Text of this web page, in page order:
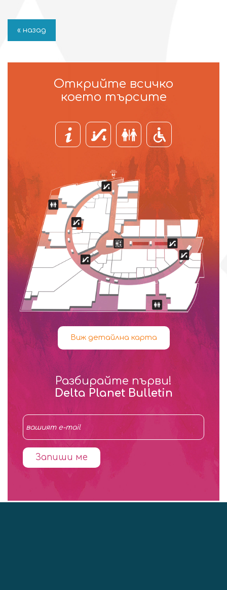
« назад
Открийте всичко
което търсите
Виж детайлна карта
Разбирайте първи!
Delta Planet Bulletin
Запиши ме